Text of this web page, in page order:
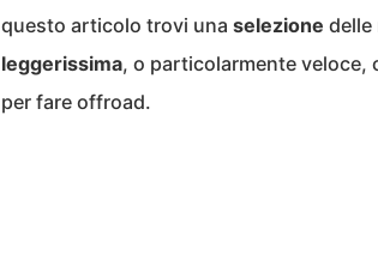
questo articolo trovi una selezione delle
leggerissima, o particolarmente veloce,
per fare offroad.